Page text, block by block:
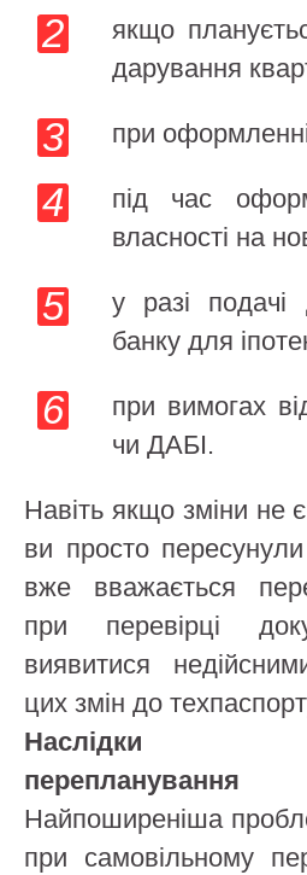
якщо
дарування
при
під час
власності на
у разі подачі
банку для
при вимогах
чи ДАБІ.
Навіть якщо зміни не
ви просто
вже вважається
при перевірці
виявитися
цих змін до
Наслідки
перепланування
Найпоширеніша
при самовільному